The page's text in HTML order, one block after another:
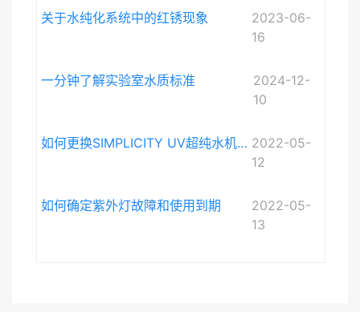
关于水纯化系统中的红锈现象
2023-06-
16
一分钟了解实验室水质标准
2024-12-
10
如何更换SIMPLICITY UV超纯水机紫外灯 2022-05-
12
如何确定紫外灯故障和使用到期
2022-05-
13